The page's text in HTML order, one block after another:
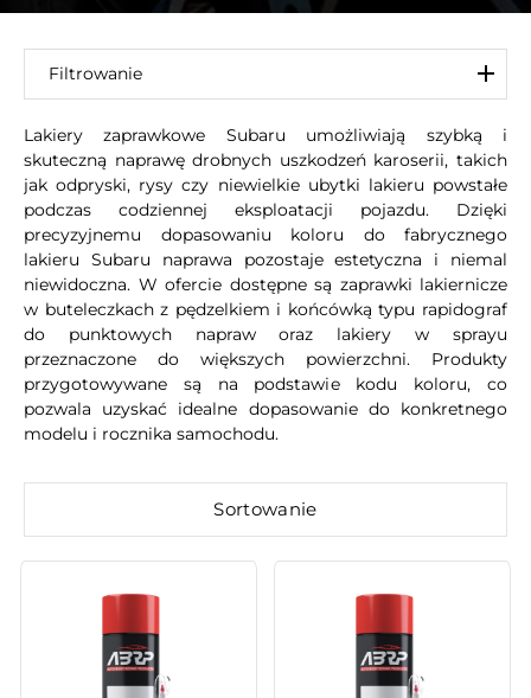
Filtrowanie
Lakiery zaprawkowe Subaru umożliwiają szybką i
skuteczną naprawę drobnych uszkodzeń karoserii, takich
jak odpryski, rysy czy niewielkie ubytki lakieru powstałe
podczas codziennej eksploatacji pojazdu. Dzięki
precyzyjnemu dopasowaniu koloru do fabrycznego
lakieru Subaru naprawa pozostaje estetyczna i niemal
niewidoczna. W ofercie dostępne są zaprawki lakiernicze
w buteleczkach z pędzelkiem i końcówką typu rapidograf
do punktowych napraw oraz lakiery w sprayu
przeznaczone do większych powierzchni. Produkty
przygotowywane są na podstawie kodu koloru, co
pozwala uzyskać idealne dopasowanie do konkretnego
modelu i rocznika samochodu.
Sortowanie